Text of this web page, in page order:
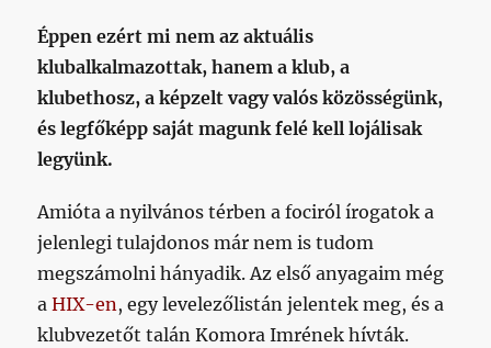
Éppen ezért mi nem az aktuális
klubalkalmazottak, hanem a klub, a
klubethosz, a képzelt vagy valós közösségünk,
és legfőképp saját magunk felé kell lojálisak
legyünk.
Amióta a nyilvános térben a fociról írogatok a
jelenlegi tulajdonos már nem is tudom
megszámolni hányadik. Az első anyagaim még
aHIX-en, egy levelezőlistán jelentek meg, és a
klubvezetőt talán Komora Imrének hívták.